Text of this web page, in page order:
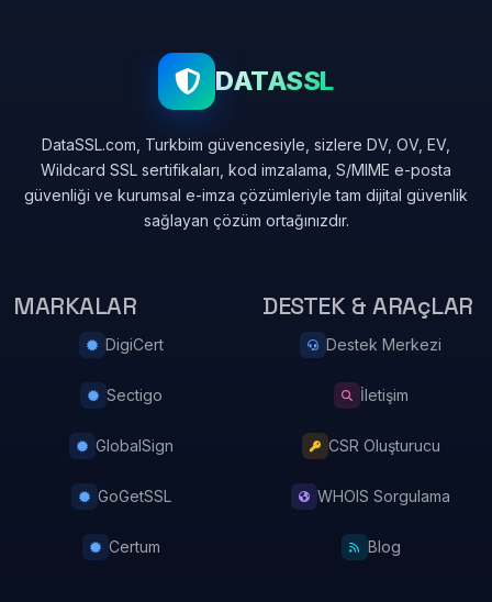
DATASSL
DataSSL.com, Turkbim güvencesiyle, sizlere DV, OV, EV,
Wildcard SSL sertifikaları, kod imzalama, S/MIME e-posta
güvenliği ve kurumsal e-imza çözümleriyle tam dijital güvenlik
sağlayan çözüm ortağınızdır.
MARKALAR
DigiCert
Sectigo
GlobalSign
GoGetSSL
Certum
DESTEK & ARAçLAR
Destek Merkezi
İletişim
CSR Oluşturucu
WHOIS Sorgulama
Blog